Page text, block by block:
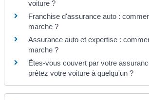
voiture ?
Franchise d'assurance auto :
marche ?
Assurance auto et expertise :
marche ?
Êtes-vous couvert par votre
prêtez votre voiture à quelqu'un ?